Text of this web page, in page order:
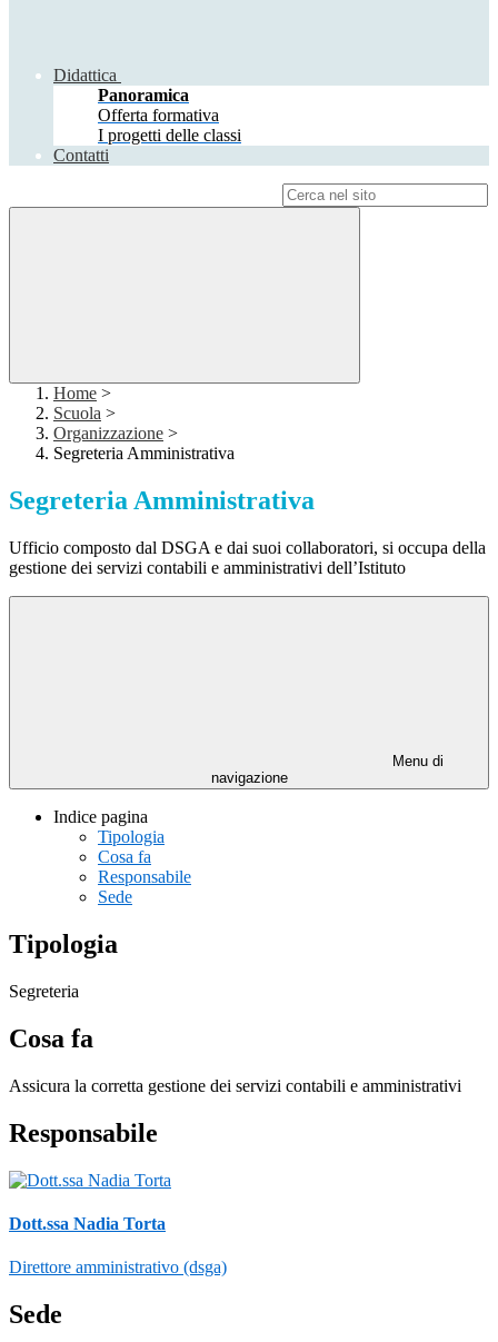
Didattica
Panoramica
Offerta formativa
I progetti delle classi
Contatti
Home >
Scuola >
Organizzazione >
Segreteria Amministrativa
Segreteria Amministrativa
Ufficio composto dal DSGA e dai suoi collaboratori, si occupa della
gestione dei servizi contabili e amministrativi dell’Istituto
Menu di
navigazione
Indice pagina
Tipologia
Cosa fa
Responsabile
Sede
Tipologia
Segreteria
Cosa fa
Assicura la corretta gestione dei servizi contabili e amministrativi
Responsabile
Dott.ssa Nadia Torta
Direttore amministrativo (dsga)
Sede